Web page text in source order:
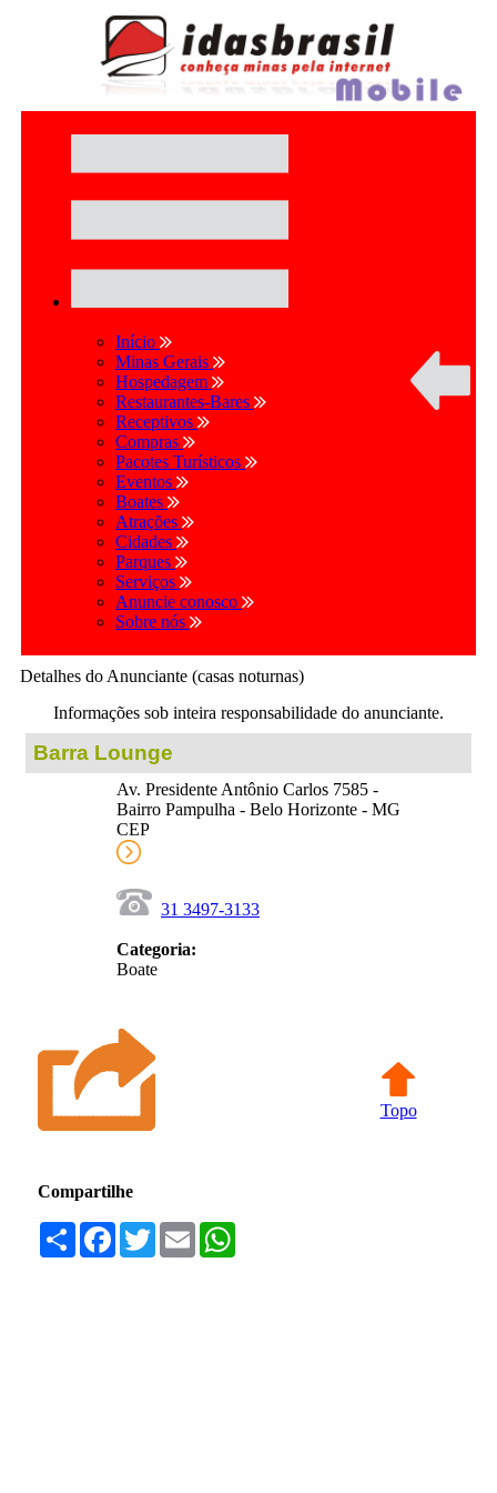
Início
Minas Gerais
Hospedagem
Restaurantes-Bares
Receptivos
Compras
Pacotes Turísticos
Eventos
Boates
Atrações
Cidades
Parques
Serviços
Anuncie conosco
Sobre nós
Detalhes do Anunciante (casas noturnas)
Informações sob inteira responsabilidade do anunciante.
Barra Lounge
Av. Presidente Antônio Carlos 7585 -
Bairro Pampulha - Belo Horizonte - MG
CEP
31 3497-3133
Categoria:
Boate
Topo
Compartilhe
Compartilhar
Facebook
TwitterEmail